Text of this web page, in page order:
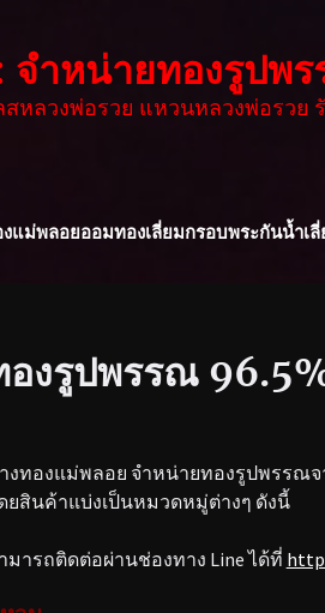
ำหน่ายทองรูปพ
สหลวงพ่อรวย แหวนหลวงพ่อรวย
งแม่พลอยออมทองเลี่ยมกรอบพระกันน้ำเ
องรูปพรรณ
งทองแม่พลอย จำหน่ายทองรูปพรรณจ
ยสินค้าแบ่งเป็นหมวดหมู่ต่างๆ ดังนี้
มารถติดต่อผ่านช่องทาง Line ได้ที่